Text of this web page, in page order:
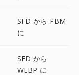
SFD から PBM
に
SFD から
WEBP に